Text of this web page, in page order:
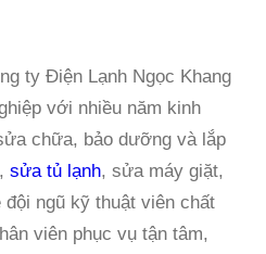
ty Điện Lạnh Ngọc Khang
với nhiều năm kinh
chữa, bảo dưỡng và lắp
, sửa tủ lạnh, sửa máy giặt,
ngũ kỹ thuật viên chất
viên phục vụ tận tâm,